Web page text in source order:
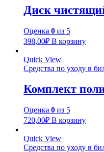
Диск
Оценка 0 из 5
398,00₽ В корзину
Quick View
Средства по уходу в
Комплект
Оценка 0 из 5
720,00₽ В корзину
Quick View
Средства по уходу в